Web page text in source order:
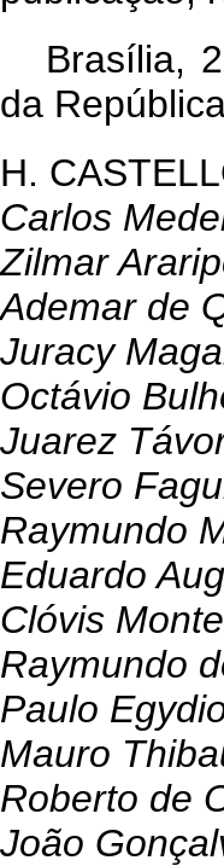
Brasília,
da
H.
Carlos
Zilmar
Ademar de
Juracy
Octávio
Juarez
Severo
Raymundo
Eduardo
Clóvis
Raymundo
Paulo
Mauro
Roberto de
João